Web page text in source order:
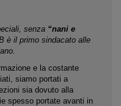
senza “nani e
è il primo sindacato alle
e la costante
siamo portati a
sia dovuto alla
spesso portate avanti in